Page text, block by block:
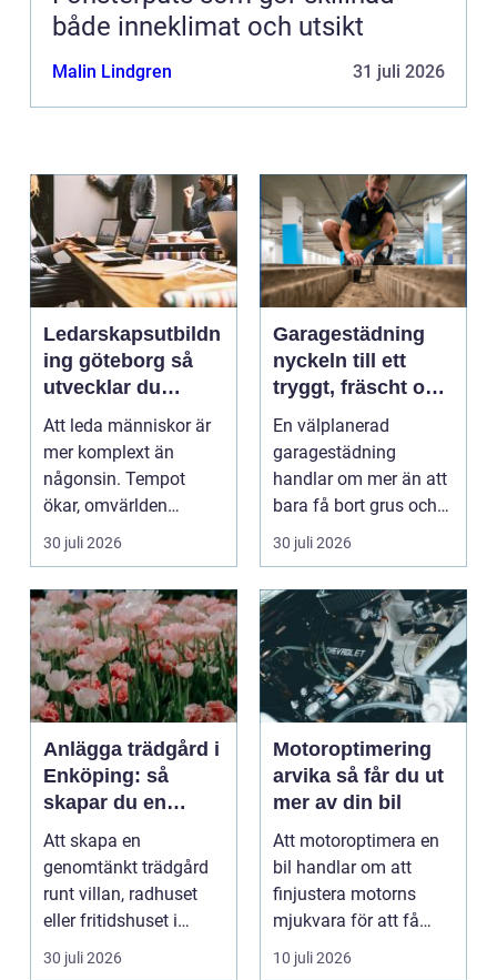
både inneklimat och utsikt
Malin Lindgren 31 juli 2026
Ledarskapsutbildn
ing göteborg så
utvecklar du
ledare som håller i
längden
Att leda människor är
mer komplext än
någonsin. Tempot
ökar, omvärlden
förändras snabbt och
medarbet...
30 juli 2026
Garagestädning
nyckeln till ett
tryggt, fräscht och
hållbart garage
En välplanerad
garagestädning
handlar om mer än att
bara få bort grus och
damm från golvet.
Rena gar...
30 juli 2026
Anlägga trädgård i
Enköping: så
skapar du en
hållbar och
harmonisk
utemiljö
Att skapa en
genomtänkt trädgård
runt villan, radhuset
eller fritidshuset i
Enkö...
30 juli 2026
Motoroptimering
arvika så får du ut
mer av din bil
Att motoroptimera en
bil handlar om att
finjustera motorns
mjukvara för att få
bättre respons, mer k...
10 juli 2026